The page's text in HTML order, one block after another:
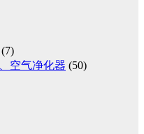
(7)
空气净化器 (50)